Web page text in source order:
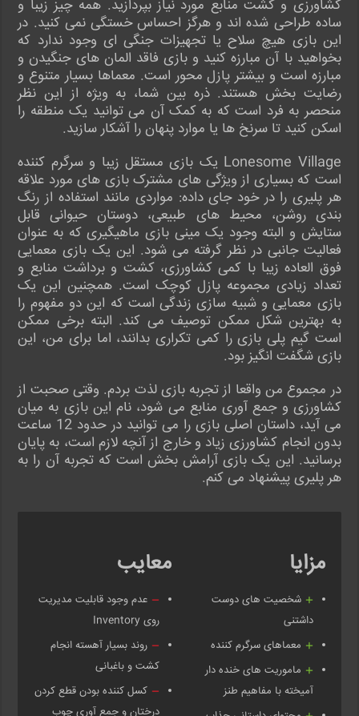
کشاورزی و کشت منابع مورد نیاز بپردازید. همه چیز زیبا و
ساده طراحی شده اند و هرگز احساس خستگی نمی کنید. در
این بازی هیچ سلاح یا تجهیزات جنگی ای وجود ندارد که
بخواهید با آن مبارزه کنید و بازی فاقد المان های جنگیدن و
مبارزه است و بیشتر پازل محور است. معماها بسیار متنوع و
رضایت بخش هستند. ذره بین شما، به ویژه از این نظر
منحصر به فرد است که به کمک آن می توانید یک منطقه را
اسکن کنید تا سرنخ ها یا موارد پنهان را آشکار سازید.
Lonesome Village یک بازی مستقل زیبا و سرگرم کننده
است که بسیاری از ویژگی های مشترک بازی های مورد علاقه
هر پلیری را در خود جای داده: مواردی مانند استفاده از رنگ
بندی روشن، محیط های طبیعی، دوستان حیوانی قابل
ستایش و البته وجود یک مینی بازی ماهیگیری که به عنوان
فعالیت جانبی در نظر گرفته می شود. این یک بازی معمایی
فوق العاده زیبا با کمی کشاورزی، کشت و برداشت منابع و
تعداد زیادی مجموعه پازل کوچک است. همچنین این یک
بازی معمایی و شبیه سازی زندگی است که این دو مفهوم را
به بهترین شکل ممکن توصیف می کند. البته برخی ممکن
است گیم ‌پلی بازی را کمی تکراری بدانند، اما برای من، این
بازی شگفت انگیز بود.
در مجموع من واقعا از تجربه بازی لذت بردم. وقتی صحبت از
کشاورزی و جمع آوری منابع می شود، نام این بازی به میان
می آید، داستان اصلی بازی را می توانید در حدود 12 ساعت
بدون انجام کشاورزی زیاد و خارج از آنچه لازم است، به پایان
برسانید. این یک بازی آرامش ‌بخش است که تجربه آن را به
هر پلیری پیشنهاد می کنم.
مزایا
شخصیت های دوست
داشتنی
معماهای سرگرم کننده
ماموریت های خنده دار
آمیخته با مفاهیم طنز
معایب
عدم وجود قابلیت مدیریت
روی Inventory
روند بسیار آهسته انجام
کشت و باغبانی
کسل کننده بودن قطع کردن
درختان و جمع آوری چوب